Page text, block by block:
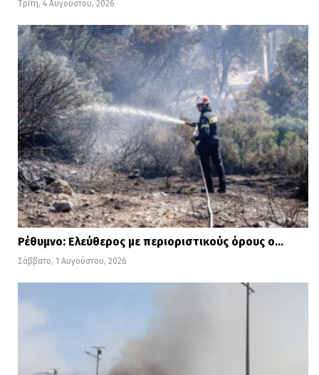
Τρίτη, 4 Αυγούστου, 2026
Ρέθυμνο: Ελεύθερος με περιοριστικούς όρους ο…
Σάββατο, 1 Αυγούστου, 2026